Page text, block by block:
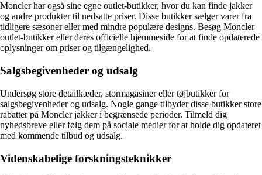
Moncler har også sine egne outlet-butikker, hvor du kan finde jakker
og andre produkter til nedsatte priser. Disse butikker sælger varer fra
tidligere sæsoner eller med mindre populære designs. Besøg Moncler
outlet-butikker eller deres officielle hjemmeside for at finde opdaterede
oplysninger om priser og tilgængelighed.
Salgsbegivenheder og udsalg
Undersøg store detailkæder, stormagasiner eller tøjbutikker for
salgsbegivenheder og udsalg. Nogle gange tilbyder disse butikker store
rabatter på Moncler jakker i begrænsede perioder. Tilmeld dig
nyhedsbreve eller følg dem på sociale medier for at holde dig opdateret
med kommende tilbud og udsalg.
Videnskabelige forskningsteknikker